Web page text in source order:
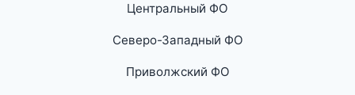
Центральный ФО
Северо-Западный ФО
Приволжский ФО